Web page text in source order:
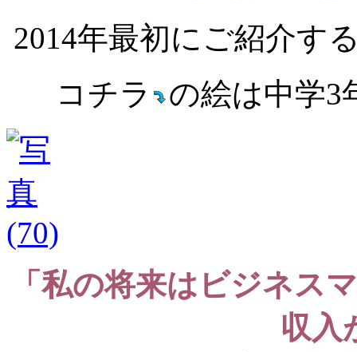
2014年最初にご紹介す
コチラ
の絵は中学3
「私の将来はビジネス
収入